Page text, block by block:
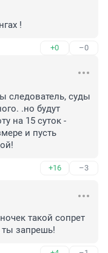
!
+0 –0
следователь, суды
.но будут
на 15 суток -
и пусть
+16 –3
такой сопрет
ты запрешь!